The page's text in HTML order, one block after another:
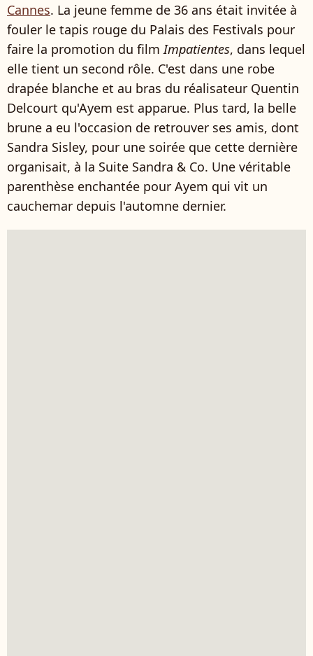
Cannes. La jeune femme de 36 ans était invitée à
fouler le tapis rouge du Palais des Festivals pour
faire la promotion du filmImpatientes, dans lequel
elle tient un second rôle. C'est dans une robe
drapée blanche et au bras du réalisateur Quentin
Delcourt qu'Ayem est apparue. Plus tard, la belle
brune a eu l'occasion de retrouver ses amis, dont
Sandra Sisley, pour une soirée que cette dernière
organisait, à la Suite Sandra & Co. Une véritable
parenthèse enchantée pour Ayem qui vit un
cauchemar depuis l'automne dernier.